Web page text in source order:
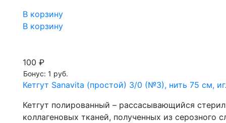
В корзину
В корзину
100 ₽
Бонус: 1 руб.
Кетгут Sanavita (простой) 3/0 (№3), нить 75 см,
Кетгут полированный – рассасывающийся
коллагеновых тканей, полученных из серозного